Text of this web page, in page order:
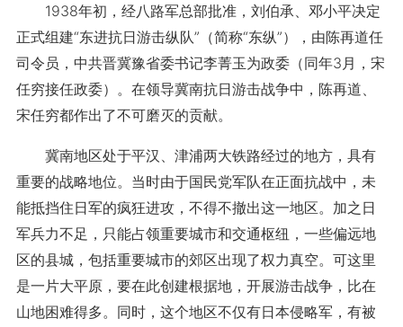
1938年初，经八路军总部批准，刘伯承、邓小平决定
正式组建“东进抗日游击纵队”（简称“东纵”），由陈再道任
司令员，中共晋冀豫省委书记李菁玉为政委（同年3月，宋
任穷接任政委）。在领导冀南抗日游击战争中，陈再道、
宋任穷都作出了不可磨灭的贡献。
冀南地区处于平汉、津浦两大铁路经过的地方，具有
重要的战略地位。当时由于国民党军队在正面抗战中，未
能抵挡住日军的疯狂进攻，不得不撤出这一地区。加之日
军兵力不足，只能占领重要城市和交通枢纽，一些偏远地
区的县城，包括重要城市的郊区出现了权力真空。可这里
是一片大平原，要在此创建根据地，开展游击战争，比在
山地困难得多。同时，这个地区不仅有日本侵略军，有被